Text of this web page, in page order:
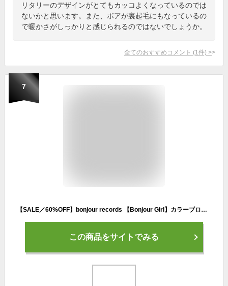
リタリーのデザインがとてもカッコよくなっているのでは
ないかと思います。また、ボアが裏起毛にもなっているの
で暖かさがしっかりと感じられるのではないでしょうか。
全てのおすすめコメント (1 件) >
7
【SALE／60%OFF】bonjour records 【Bonjour Girl】カラーブロック スポーツジャケット ボンジュールレコード ジャケット・アウター ナイロンジャケット ブラック ベージュ【送料無料】
この商品をサイトでみる